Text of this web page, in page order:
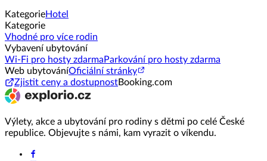
KategorieHotel
Kategorie
Vhodné pro více rodin
Vybavení ubytování
Wi-Fi pro hosty zdarma Parkování pro hosty zdarma
Web ubytováníOficiální stránky
Zjistit ceny a dostupnostBooking.com
Výlety, akce a ubytování pro rodiny s dětmi po celé České
republice. Objevujte s námi, kam vyrazit o víkendu.